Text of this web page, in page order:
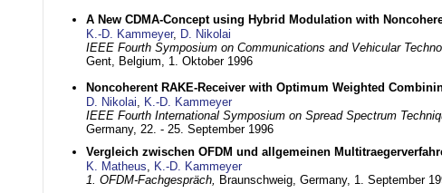
A New CDMA-Concept using Hybrid Modulation with
K.-D. Kammeyer, D. Nikolai
IEEE Fourth Symposium on Communications and Vehicular
Gent, Belgium, 1. Oktober 1996
Noncoherent RAKE-Receiver with Optimum Weighted
D. Nikolai, K.-D. Kammeyer
IEEE Fourth International Symposium on Spread Spectrum
Germany, 22. - 25. September 1996
Vergleich zwischen OFDM und allgemeinen
K. Matheus, K.-D. Kammeyer
1. OFDM-Fachgespräch, Braunschweig, Germany, 1. September